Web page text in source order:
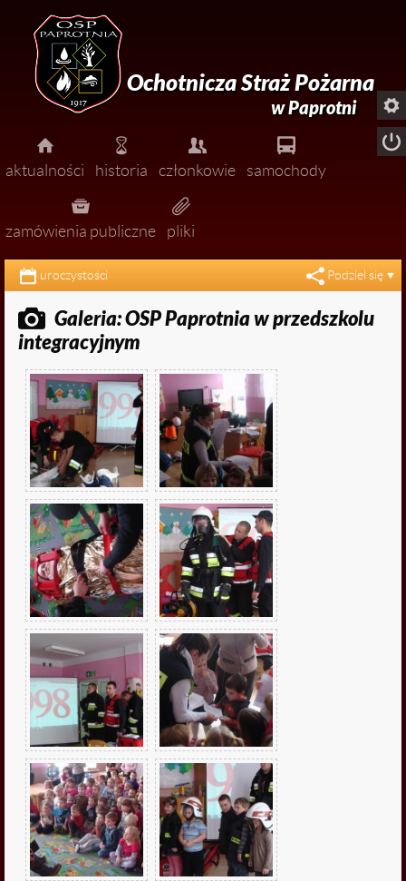
Ochotnicza Straż Pożarna
w Paprotni

aktualności
 pożary
 miejscowe zagrożenia
 ćwiczenia
 zawody
 uroczystości
 ogłoszenia
 fałszywe alarmy

historia

członkowie

 dołącz do nas!

samochody

zamówienia publiczne

pliki
uroczystości Podziel się
 Galeria: OSP Paprotnia w przedszkolu
integracyjnym

